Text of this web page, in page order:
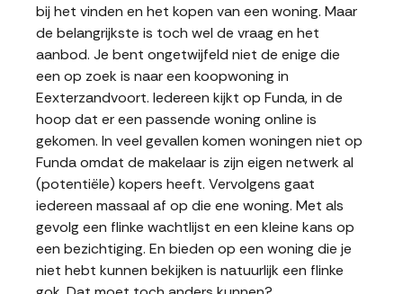
bij het vinden en het kopen van een woning. Maar
de belangrijkste is toch wel de vraag en het
aanbod. Je bent ongetwijfeld niet de enige die
een op zoek is naar een koopwoning in
Eexterzandvoort. Iedereen kijkt op Funda, in de
hoop dat er een passende woning online is
gekomen. In veel gevallen komen woningen niet op
Funda omdat de makelaar is zijn eigen netwerk al
(potentiële) kopers heeft. Vervolgens gaat
iedereen massaal af op die ene woning. Met als
gevolg een flinke wachtlijst en een kleine kans op
een bezichtiging. En bieden op een woning die je
niet hebt kunnen bekijken is natuurlijk een flinke